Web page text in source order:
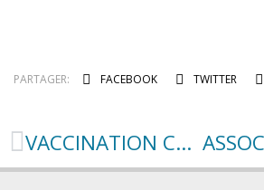
PARTAGER: FACEBOOK TWITTER
VACCINATION CONTRE LA COVID 19